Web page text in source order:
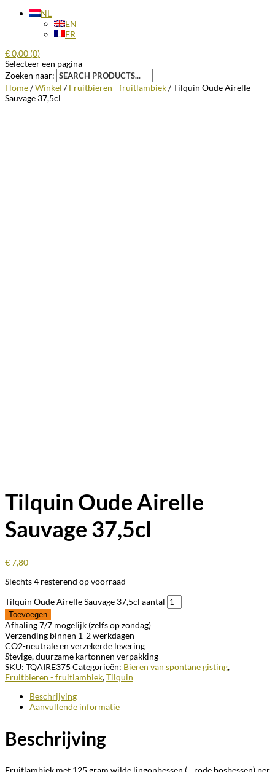
NL
EN
FR
€0,00 (0)
Selecteer een pagina
Zoeken naar:
Home/Winkel /Fruitbieren - fruitlambiek/ Tilquin Oude Airelle
Sauvage 37,5cl
Tilquin Oude Airelle
Sauvage 37,5cl
€7,80
Slechts 4 resterend op voorraad
Tilquin Oude Airelle Sauvage 37,5cl aantal
Toevoegen
Afhaling 7/7 mogelijk (zelfs op zondag)
Verzending binnen 1-2 werkdagen
CO2-neutrale en verzekerde levering
Stevige, duurzame kartonnen verpakking
SKU: TQAIRE375 Categorieën: Bieren van spontane gisting,
Fruitbieren - fruitlambiek,Tilquin
Beschrijving
Aanvullende informatie
Beschrijving
Fruitlambiek met 125 gram wilde lingonbessen (= rode bosbessen) per